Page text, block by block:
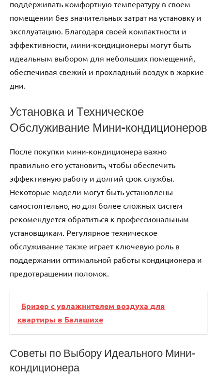
поддерживать комфортную температуру в своем
помещении без значительных затрат на установку и
эксплуатацию. Благодаря своей компактности и
эффективности, мини-кондиционеры могут быть
идеальным выбором для небольших помещений,
обеспечивая свежий и прохладный воздух в жаркие
дни.
Установка и Техническое
Обслуживание Мини-кондиционеров
После покупки мини-кондиционера важно
правильно его установить, чтобы обеспечить
эффективную работу и долгий срок службы.
Некоторые модели могут быть установлены
самостоятельно, но для более сложных систем
рекомендуется обратиться к профессиональным
установщикам. Регулярное техническое
обслуживание также играет ключевую роль в
поддержании оптимальной работы кондиционера и
предотвращении поломок.
Бризер с увлажнителем воздуха для
квартиры в Балашихе
Советы по Выбору Идеального Мини-
кондиционера